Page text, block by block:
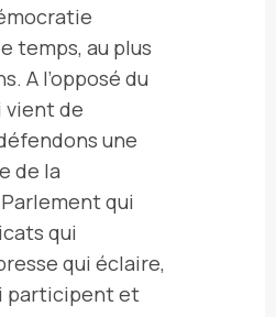
temps, au plus
A l’opposé du
vient de
une
de la
qui
qui
qui éclaire,
participent et